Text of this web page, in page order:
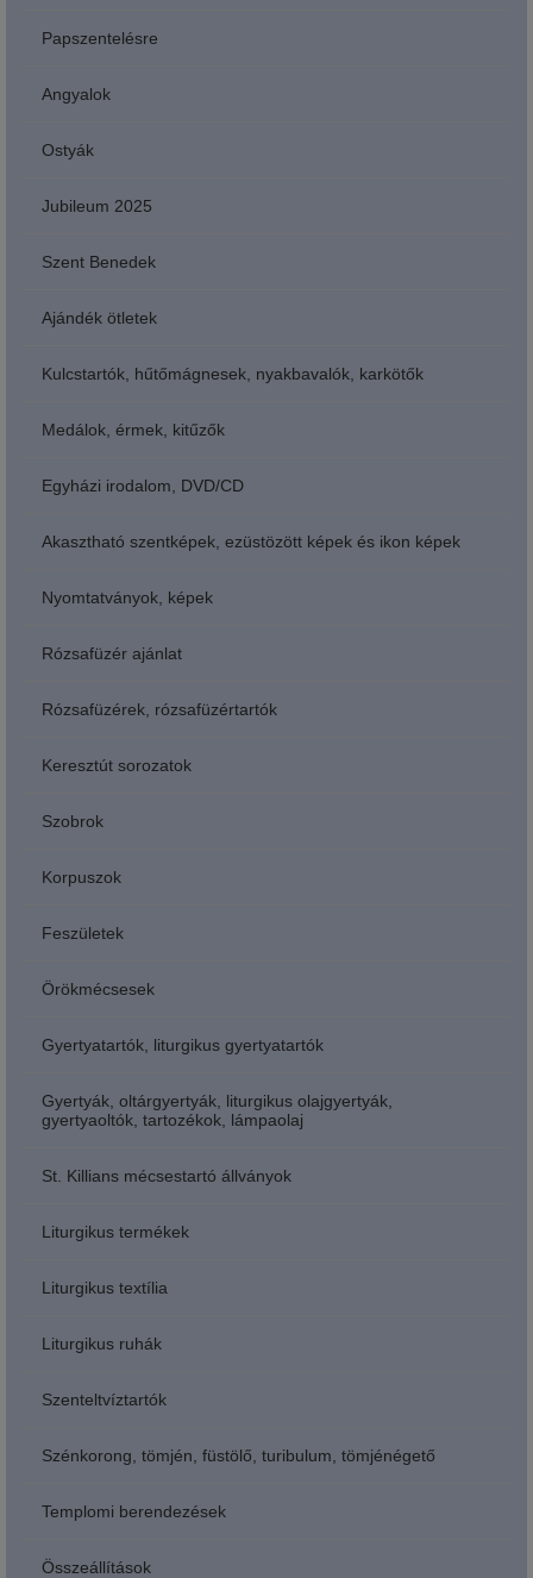
Papszentelésre
Angyalok
Ostyák
Jubileum 2025
Szent Benedek
Ajándék ötletek
Kulcstartók, hűtőmágnesek, nyakbavalók, karkötők
Medálok, érmek, kitűzők
Egyházi irodalom, DVD/CD
Akasztható szentképek, ezüstözött képek és ikon képek
Nyomtatványok, képek
Rózsafüzér ajánlat
Rózsafüzérek, rózsafüzértartók
Keresztút sorozatok
Szobrok
Korpuszok
Feszületek
Örökmécsesek
Gyertyatartók, liturgikus gyertyatartók
Gyertyák, oltárgyertyák, liturgikus olajgyertyák,
gyertyaoltók, tartozékok, lámpaolaj
St. Killians mécsestartó állványok
Liturgikus termékek
Liturgikus textília
Liturgikus ruhák
Szenteltvíztartók
Szénkorong, tömjén, füstölő, turibulum, tömjénégető
Templomi berendezések
Összeállítások